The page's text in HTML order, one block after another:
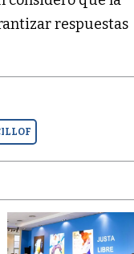
respuestas